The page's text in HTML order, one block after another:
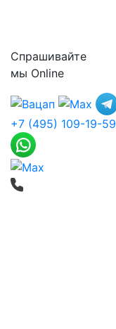
Спрашивайте
мы Online
+7 (495) 109-19-59